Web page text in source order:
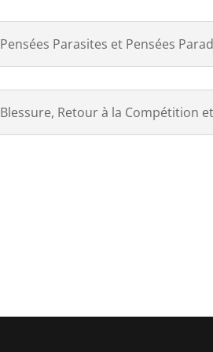
Pensées Parasites et Pensées
Blessure, Retour à la Compétition